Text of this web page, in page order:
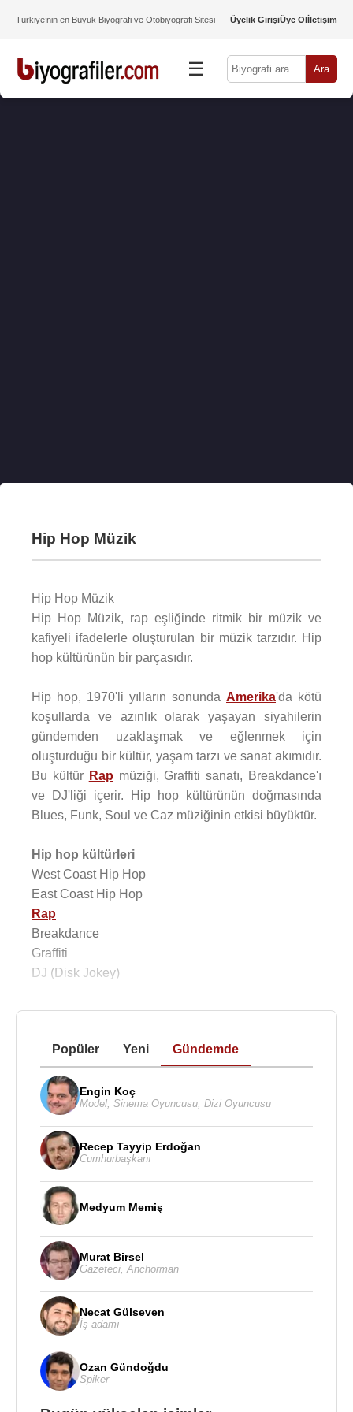
Türkiye’nin en Büyük Biyografi ve Otobiyografi Sitesi Üyelik GirişiÜye Olİletişim
☰ Ara
Hip Hop Müzik
Hip Hop Müzik
Hip Hop Müzik, rap eşliğinde ritmik bir müzik ve
kafiyeli ifadelerle oluşturulan bir müzik tarzıdır. Hip
hop kültürünün bir parçasıdır.
Hip hop, 1970'li yılların sonunda Amerika'da kötü
koşullarda ve azınlık olarak yaşayan siyahilerin
gündemden uzaklaşmak ve eğlenmek için
oluşturduğu bir kültür, yaşam tarzı ve sanat akımıdır.
Bu kültür Rap müziği, Graffiti sanatı, Breakdance'ı
ve DJ'liği içerir. Hip hop kültürünün doğmasında
Blues, Funk, Soul ve Caz müziğinin etkisi büyüktür.
Hip hop kültürleri
West Coast Hip Hop
East Coast Hip Hop
Rap
Breakdance
Graffiti
DJ (Disk Jokey)
Popüler Yeni Gündemde
Engin Koç
Model Sinema Oyuncusu Dizi Oyuncusu
Recep Tayyip Erdoğan
Cumhurbaşkanı
Medyum Memiş
Murat Birsel
Gazeteci Anchorman
Necat Gülseven
İş adamı
Ozan Gündoğdu
Spiker